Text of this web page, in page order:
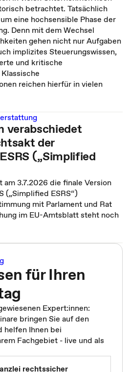
betrachtet. Tatsächlich
eine hochsensible Phase der
Denn mit dem Wechsel
gehen nicht nur Aufgaben
implizites Steuerungswissen,
und kritische
reichen hierfür in vielen
verabschiedet
der
(„Simplified
am 3.7.2026 die finale Version
(„Simplified ESRS“)
mit Parlament und Rat
im EU-Amtsblatt steht noch
für Ihren
Expert:innen:
bringen Sie auf den
helfen Ihnen bei
Fachgebiet - live und als
rechtssicher